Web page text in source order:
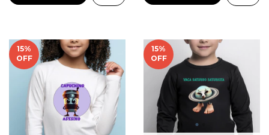
15%
OFF
15%
OFF